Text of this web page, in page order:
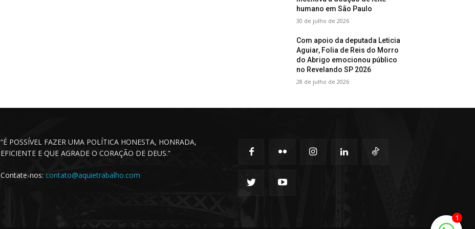
humano em São Paulo
30 de julho de 2026
Com apoio da deputada Leticia
Aguiar, Folia de Reis do Morro
do Abrigo emocionou público
no Revelando SP 2026
28 de julho de 2026
“É POSSÍVEL FAZER UMA POLÍTICA HONESTA, HONRADA,
EFICIENTE E QUE AGRADE O CORAÇÃO DE DEUS.”
Contate-nos: contato@aquietrabalho.com
1